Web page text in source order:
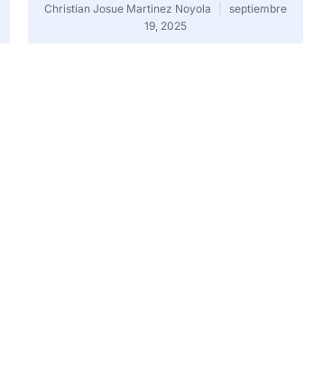
Christian Josue Martinez Noyola
septiembre
19, 2025